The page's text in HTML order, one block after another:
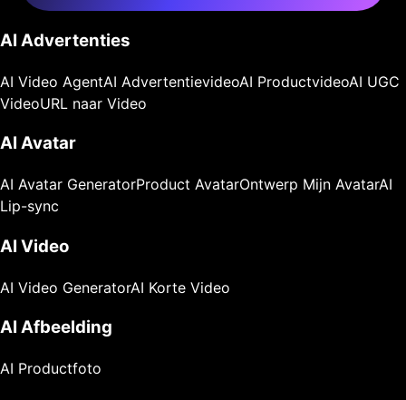
AI Advertenties
AI Video AgentAI AdvertentievideoAI ProductvideoAI UGC
VideoURL naar Video
AI Avatar
AI Avatar GeneratorProduct AvatarOntwerp Mijn AvatarAI
Lip-sync
AI Video
AI Video GeneratorAI Korte Video
AI Afbeelding
AI Productfoto